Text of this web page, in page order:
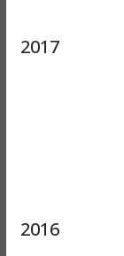
2017
2016